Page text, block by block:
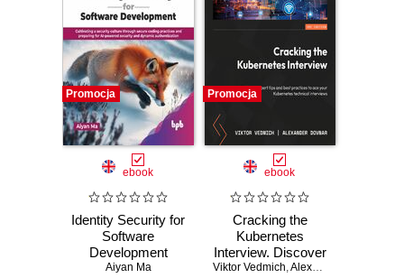
Promocja
ebook
Identity Security for
Software
Development
Aiyan Ma
Promocja
ebook
Cracking the
Kubernetes
Interview. Discover
expert tips and
Viktor Vedmich,Alexander Dovnar